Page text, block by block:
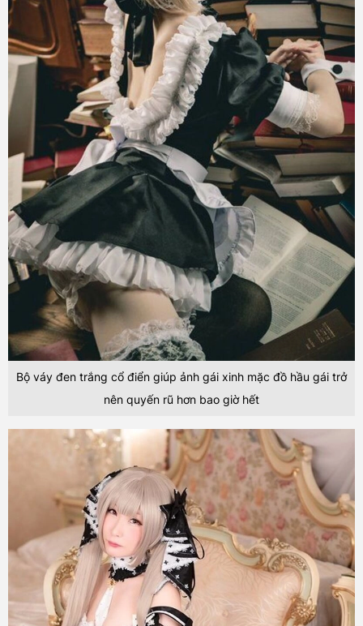
Bộ váy đen trắng cổ điển giúp ảnh gái xinh mặc đồ hầu gái trở
nên quyến rũ hơn bao giờ hết